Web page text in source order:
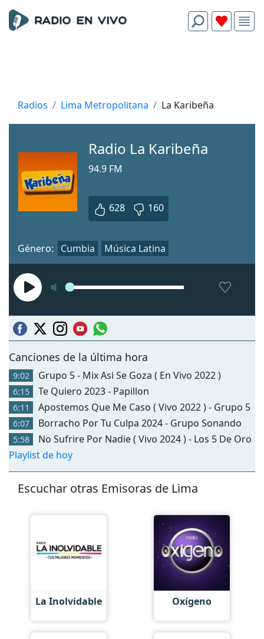
Radios Lima Metropolitana La Karibeña
Radio La Karibeña
94.9 FM
628 160
Género: Cumbia Música Latina
Canciones de la última hora
9:02 Grupo 5 - Mix Asi Se Goza ( En Vivo 2022 )
6:15 Te Quiero 2023 - Papillon
6:11 Apostemos Que Me Caso ( Vivo 2022 ) - Grupo 5
6:07 Borracho Por Tu Culpa 2024 - Grupo Sonando
5:58
No Sufrire Por Nadie ( Vivo 2024 ) - Los 5 De Oro
Playlist de hoy
Escuchar otras Emisoras de Lima
La Inolvidable Oxígeno